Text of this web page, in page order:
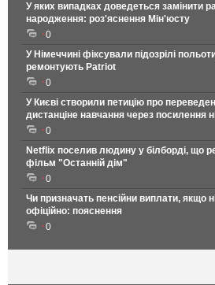
У яких випадках доведеться замінити
народження: роз'яснення Мін'юсту
0
У Німеччині фіксували підозрілі
ремонтують Patriot
0
У Києві створили петицію про
дистанціне навчання через посилення
0
Netflix поселив людину у білборді, що
фільм "Останній дім"
0
Чи призначать пенсійни виплати, якщо
офіційно: пояснення
0